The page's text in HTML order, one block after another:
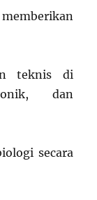
teknis di
dan
secara